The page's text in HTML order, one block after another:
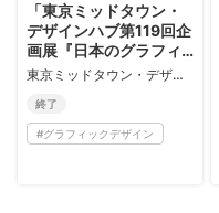
「東京ミッドタウン・
デザインハブ第119回企
画展『日本のグラフィ
ックデザイン2026』」
東京ミッドタウン・デザインハブ
終了
#グラフィックデザイン